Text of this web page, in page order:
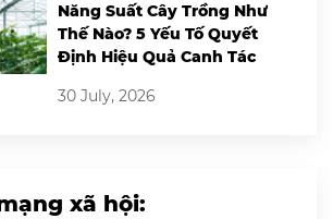
Năng Suất Cây Trồng Như
Thế Nào? 5 Yếu Tố Quyết
Định Hiệu Quả Canh Tác
30 July, 2026
xã hội: